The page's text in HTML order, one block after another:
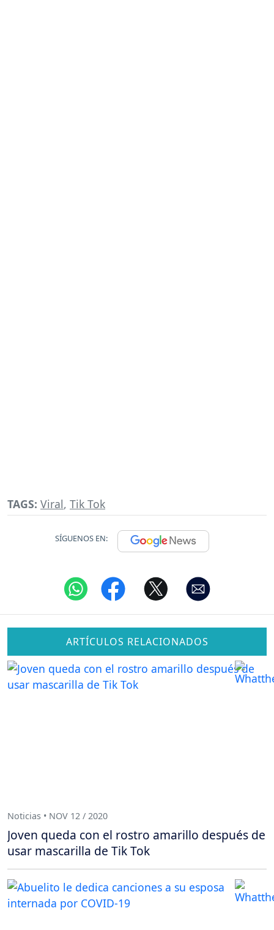
TAGS: Viral, Tik Tok
SÍGUENOS EN:
ARTÍCULOS RELACIONADOS
Noticias • NOV 12 / 2020
Joven queda con el rostro amarillo después de
usar mascarilla de Tik Tok